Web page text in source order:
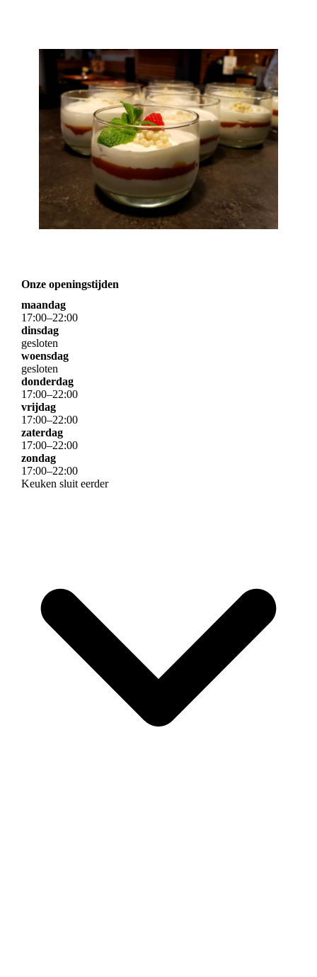
Onze openingstijden
maandag
17:00–22:00
dinsdag
gesloten
woensdag
gesloten
donderdag
17:00–22:00
vrijdag
17:00–22:00
zaterdag
17:00–22:00
zondag
17:00–22:00
Keuken sluit eerder